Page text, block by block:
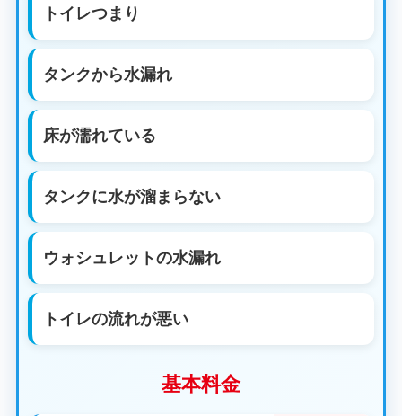
トイレつまり
タンクから水漏れ
床が濡れている
タンクに水が溜まらない
ウォシュレットの水漏れ
トイレの流れが悪い
基本料金